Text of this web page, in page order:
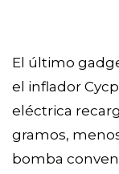
El último
el inflador
eléctrica
gramos,
bomba